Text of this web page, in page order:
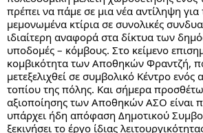
πρέπει να πάμε σε μια νέα αντίληψη
μεμονωμένα κτίρια σε συνολικές
ιδιαίτερη αναφορά στα δίκτυα των
υποδομές – κόμβους. Στο κείμενο
κομβικότητα των Αποθηκών Φραντζή,
μετεξελιχθεί σε συμβολικό Κέντρο ενός
τοπίου της πόλης. Και σήμερα
αξιοποίησης των Αποθηκών ΑΣΟ είναι
υπάρχει ήδη απόφαση Δημοτικού
ξεκινήσει το έργο ίδιας